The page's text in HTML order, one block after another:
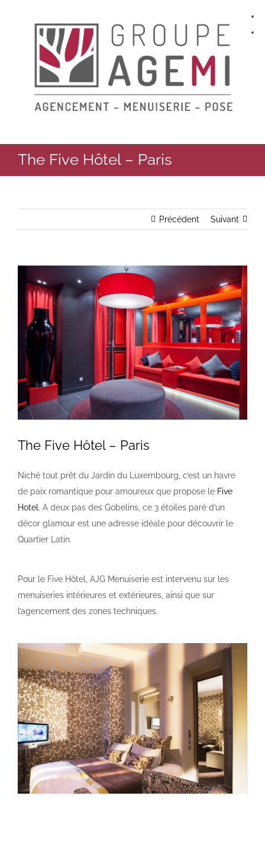
The Five Hôtel – Paris
Précédent Suivant
l'image
agrandie
The Five Hôtel – Paris
Niché tout prêt du Jardin du Luxembourg, c’est un havre
de paix romantique pour amoureux que propose le Five
Hotel. A deux pas des Gobelins, ce 3 étoiles paré d’un
décor glamour est une adresse idéale pour découvrir le
Quartier Latin.
Pour le Five Hôtel, AJG Menuiserie est intervenu sur les
menuiseries intérieures et extérieures, ainsi que sur
l’agencement des zones techniques.